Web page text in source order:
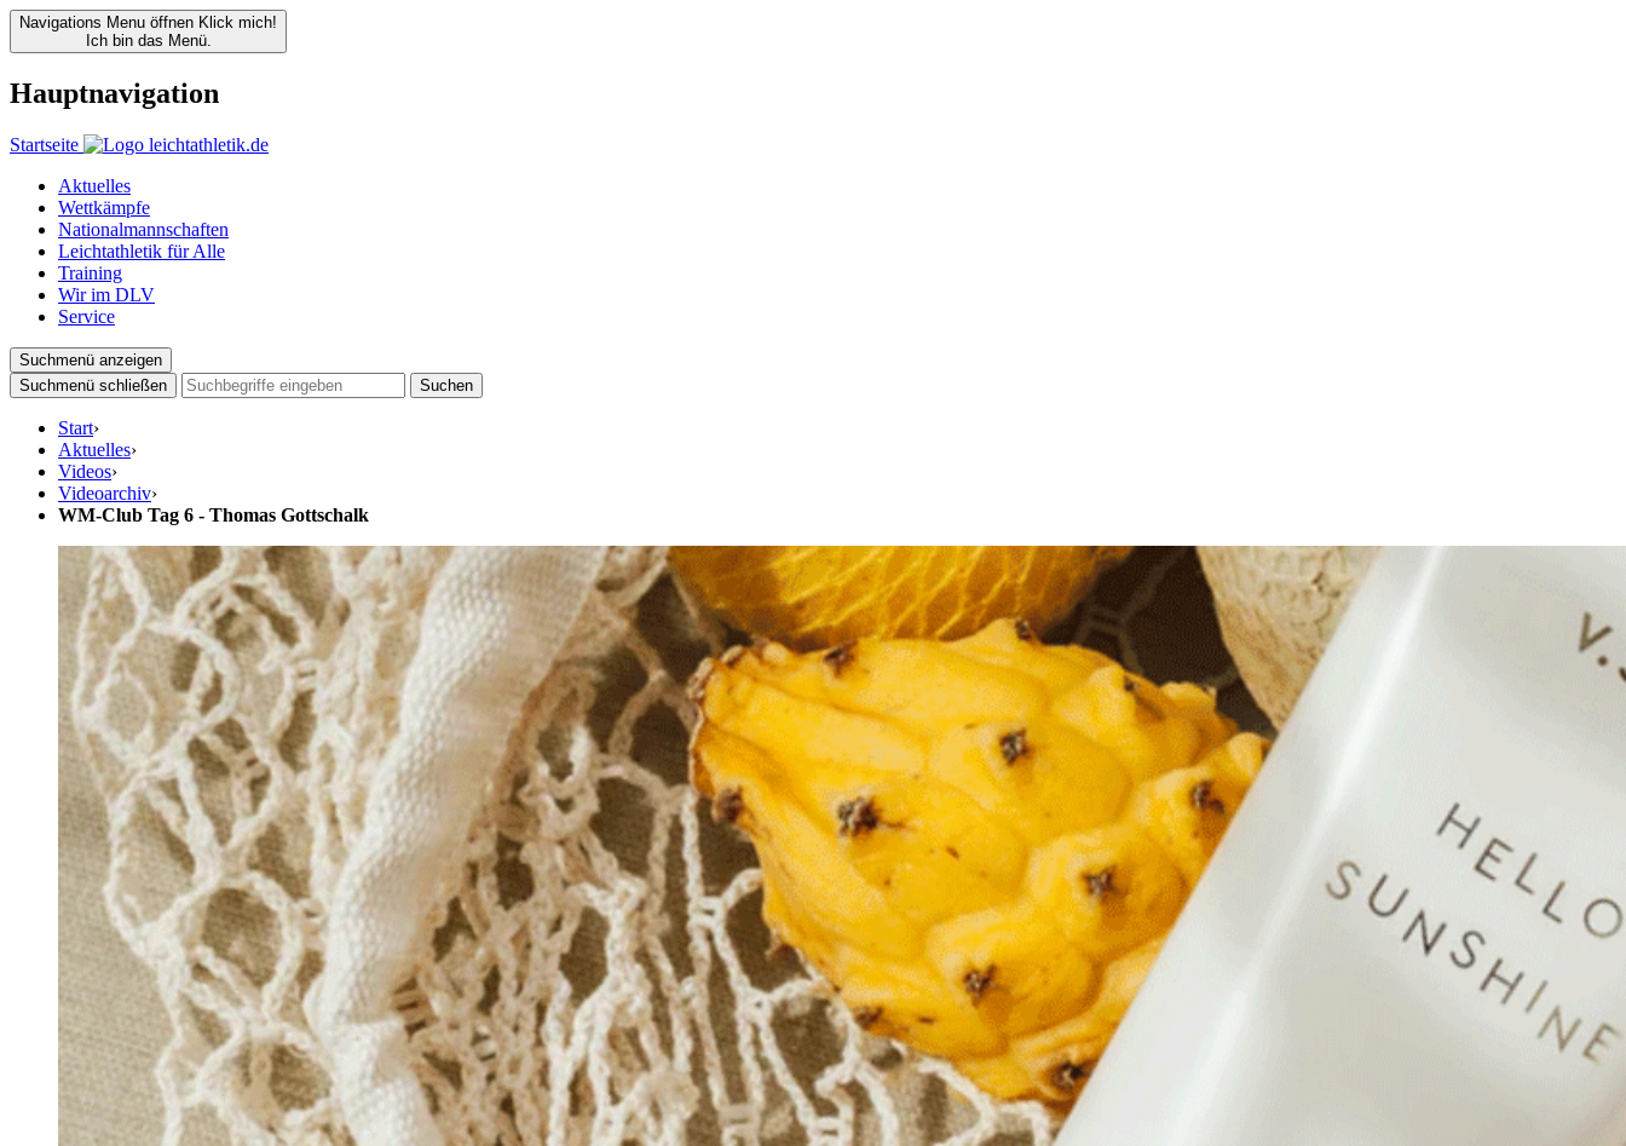
Navigations Menu öffnen Klick mich!
Ich bin das Menü.
Hauptnavigation
Startseite
Aktuelles
Wettkämpfe
Nationalmannschaften
Leichtathletik für Alle
Training
Wir im DLV
Service
Suchmenü anzeigen
Suchmenü schließen
Suchen
Start›
Aktuelles›
Videos›
Videoarchiv›
WM-Club Tag 6 - Thomas Gottschalk